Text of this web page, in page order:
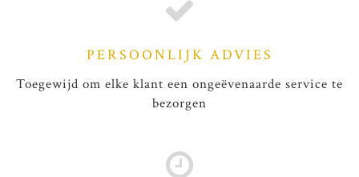
PERSOONLIJK ADVIES
Toegewijd om elke klant een ongeëvenaarde service te
bezorgen